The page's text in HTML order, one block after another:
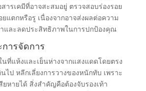
ารเคมีที่อาจสะสมอยู่ ตรวจสอบร่องรอย
ยแตกหรือรู เนื่องจากอาจส่งผลต่อความ
และลดประสิทธิภาพในการปกป้องคุณ
การจัดการ
นที่แห้งและเย็นห่างจากแสงแดดโดยตรง
ไป หลีกเลี่ยงการวางของหนักทับ เพราะ
ยหายได้ สิ่งสําคัญคือต้องจับรองเท้า